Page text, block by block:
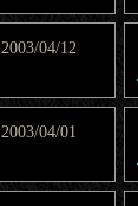
2003/04/12
2003/04/01